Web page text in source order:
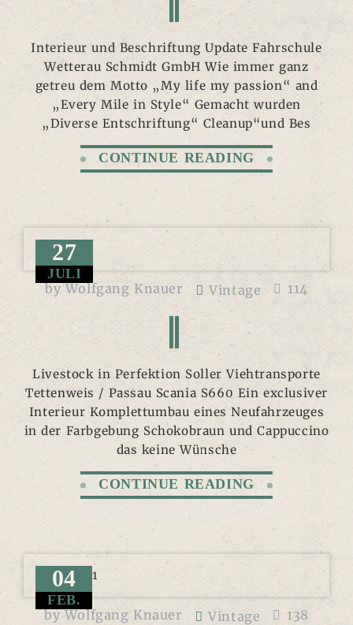
Interieur und Beschriftung Update Fahrschule
Wetterau Schmidt GmbH Wie immer ganz
getreu dem Motto „My life my passion“ and
„Every Mile in Style“ Gemacht wurden
„Diverse Entschriftung“ Cleanup“und Bes
CONTINUE READING
27
JULI
byWolfgang Knauer Vintage 114
Livestock in Perfektion Soller Viehtransporte
Tettenweis / Passau Scania S660 Ein exclusiver
Interieur Komplettumbau eines Neufahrzeuges
in der Farbgebung Schokobraun und Cappuccino
das keine Wünsche
CONTINUE READING
04
FEB.
byWolfgang Knauer Vintage 138